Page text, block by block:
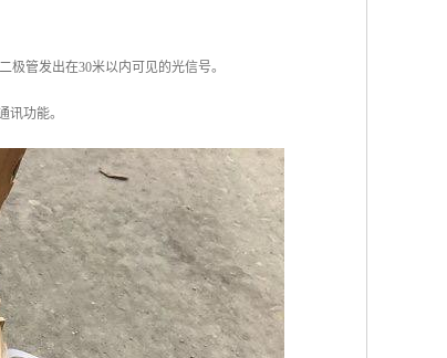
管发出在30米以内可见的光信号。
功能。